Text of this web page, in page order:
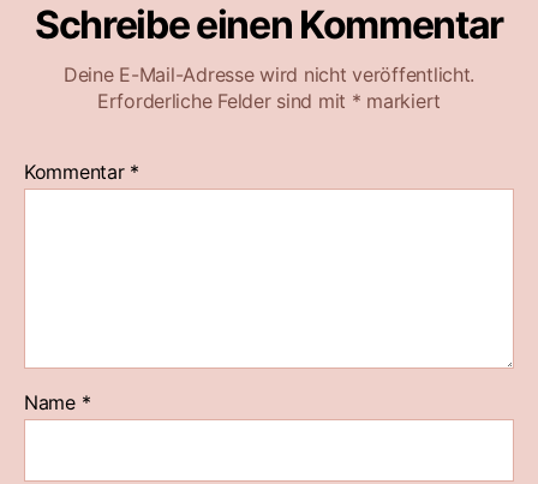
Schreibe einen Kommentar
Deine E-Mail-Adresse wird nicht veröffentlicht.
Erforderliche Felder sind mit * markiert
Kommentar *
Name *